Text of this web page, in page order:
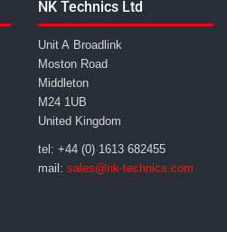
NK Technics Ltd
Unit A Broadlink
Moston Road
Middleton
M24 1UB
United Kingdom
tel: +44 (0) 1613 682455
mail: sales@nk-technics.com